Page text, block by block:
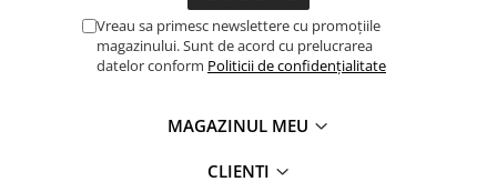
Cabinete baterii
Vreau sa primesc newslettere cu promoțiile
magazinului. Sunt de acord cu prelucrarea
datelor conform Politicii de confidențialitate
MAGAZINUL MEU
CLIENTI